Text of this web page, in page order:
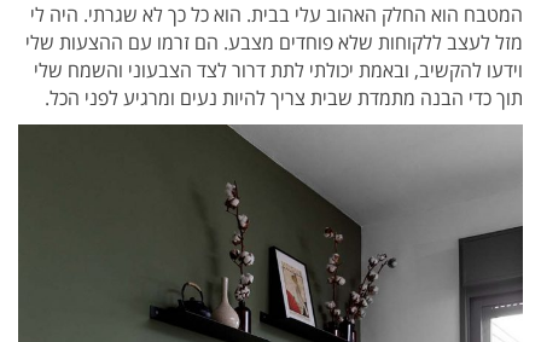
המטבח הוא החלק האהוב עלי בבית. הוא כל כך לא שגרתי. היה לי
מזל לעצב ללקוחות שלא פוחדים מצבע. הם זרמו עם ההצעות שלי
וידעו להקשיב, ובאמת יכולתי לתת דרור לצד הצבעוני והשמח שלי
תוך כדי הבנה מתמדת שבית צריך להיות נעים ומרגיע לפני הכל.